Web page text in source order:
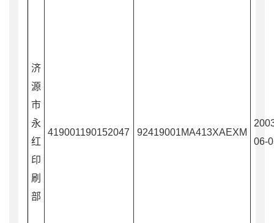
济
源
市
永
红
印
刷
部
419001190152047 92419001MA413XAEXM
06-